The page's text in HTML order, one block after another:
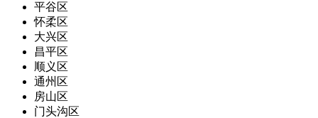
平谷区
怀柔区
大兴区
昌平区
顺义区
通州区
房山区
门头沟区